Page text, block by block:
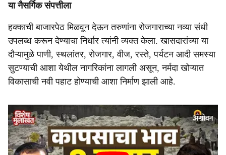
या नैसर्गिक संपत्तीला
हक्काची बाजारपेठ मिळवून देऊन तरुणांना रोजगाराच्या नव्या संधी
उपलब्ध करून देण्याचा निर्धार त्यांनी व्यक्त केला. ​खासदारांच्या या
दौऱ्यामुळे पाणी, स्थलांतर, रोजगार, वीज, रस्ते, पर्यटन आदी समस्या
सुटण्याची आशा येथील नागरिकांना लागली असून, नर्मदा खोऱ्यात
विकासाची नवी पहाट होण्याची आशा निर्माण झाली आहे.